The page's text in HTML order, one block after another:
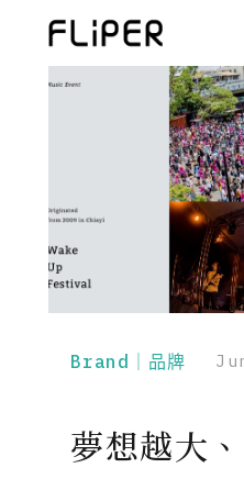
Brand｜品牌
夢想越大